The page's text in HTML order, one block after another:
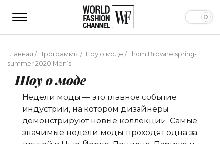
Главная /Программы /Шоу о моде /Thom Browne spring-
summer 2020 Men’s
Шоу о моде
Недели моды — это главное событие
индустрии, на котором дизайнеры
демонстрируют новые коллекции. Самые
значимые недели моды проходят одна за